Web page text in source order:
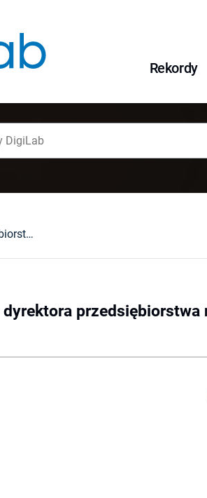
Rekordy
Odpowiedzialność dyrektora przedsiębiorstwa na tle działalności organów samorządu załogi